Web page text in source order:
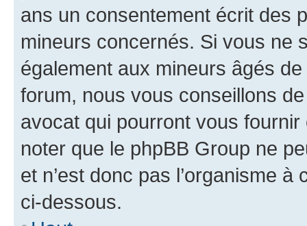
ans un consentement écrit des
mineurs concernés. Si vous ne
également aux mineurs âgés
forum, nous vous conseillons
avocat qui pourront vous
noter que le phpBB Group ne
et n’est donc pas l’organisme
ci-dessous.